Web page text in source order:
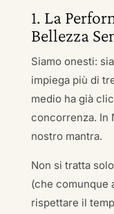
1. La
Bellezza
Siamo onesti:
impiega più di
medio ha già
concorrenza. In
nostro mantra.
Non si tratta
(che comunque
rispettare il